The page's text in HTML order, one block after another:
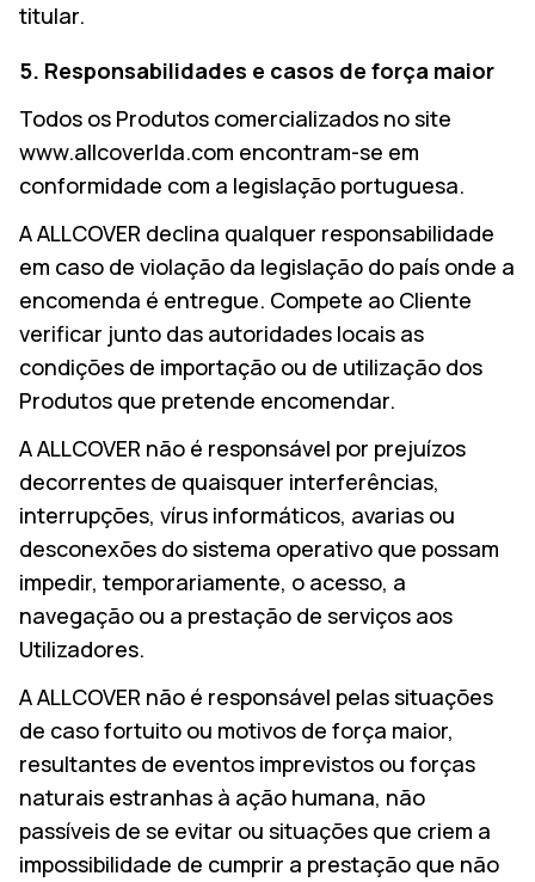
titular.
5. Responsabilidades e casos de força maior
Todos os Produtos comercializados no site
www.allcoverlda.com encontram-se em
conformidade com a legislação portuguesa.
A ALLCOVER declina qualquer responsabilidade
em caso de violação da legislação do país onde a
encomenda é entregue. Compete ao Cliente
verificar junto das autoridades locais as
condições de importação ou de utilização dos
Produtos que pretende encomendar.
A ALLCOVER não é responsável por prejuízos
decorrentes de quaisquer interferências,
interrupções, vírus informáticos, avarias ou
desconexões do sistema operativo que possam
impedir, temporariamente, o acesso, a
navegação ou a prestação de serviços aos
Utilizadores.
A ALLCOVER não é responsável pelas situações
de caso fortuito ou motivos de força maior,
resultantes de eventos imprevistos ou forças
naturais estranhas à ação humana, não
passíveis de se evitar ou situações que criem a
impossibilidade de cumprir a prestação que não